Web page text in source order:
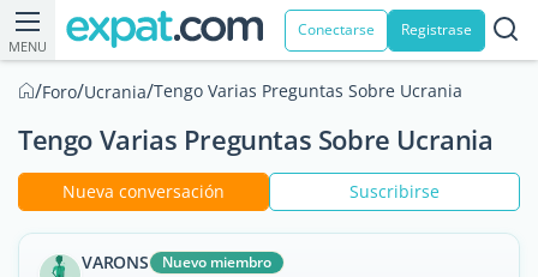
MENU
Conectarse Registrase
/Foro/Ucrania/Tengo Varias Preguntas Sobre Ucrania
Tengo Varias Preguntas Sobre Ucrania
Nueva conversación Suscribirse
VARONS Nuevo miembro